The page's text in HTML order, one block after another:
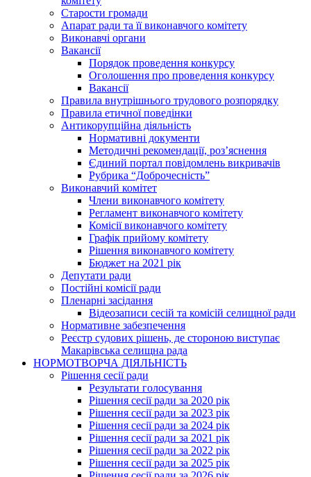
Старости громади
Апарат ради та її виконавчого комітету
Виконавчі органи
Вакансії
Порядок проведення конкурсу
Оголошення про проведення конкурсу
Вакансії
Правила внутрішнього трудового розпорядку
Правила етичної поведінки
Антикорупційна діяльність
Нормативні документи
Методичні рекомендації, роз’яснення
Єдиний портал повідомлень викривачів
Рубрика “Доброчесність”
Виконавчий комітет
Члени виконавчого комітету
Регламент виконавчого комітету
Комісії виконавчого комітету
Графік прийому комітету
Рішення виконавчого комітету
Бюджет на 2021 рік
Депутати ради
Постійні комісії ради
Пленарні засідання
Відеозаписи сесій та комісій селищної ради
Нормативне забезпечення
Реєстр судових рішень, де стороною виступає
Макарівська селищна рада
НОРМОТВОРЧА ДІЯЛЬНІСТЬ
Рішення сесії ради
Результати голосування
Рішення сесії ради за 2020 рік
Рішення сесії ради за 2023 рік
Рішення сесії ради за 2024 рік
Рішення сесії ради за 2021 рік
Рішення сесії ради за 2022 рік
Рішення сесії ради за 2025 рік